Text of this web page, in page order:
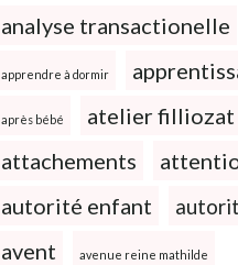
analyse transactionelle
apprendre à dormir
après bébé atelier filliozat
attachements
autorité enfant
avent avenue reine mathilde